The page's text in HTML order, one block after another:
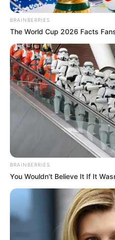
BRAINBERRIES
The World Cup 2026 Facts
BRAINBERRIES
You Wouldn't Believe It If It